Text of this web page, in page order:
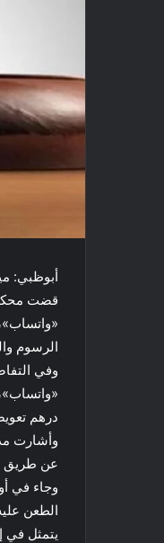
أبوظبي:
الرسوم
وفي
درهم
وأشارت
عن طريق
وجاء في
الطعن
يتمثل في